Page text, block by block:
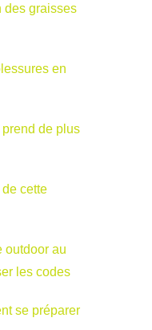
des graisses
en
de plus
cette
outdoor au
les codes
se préparer